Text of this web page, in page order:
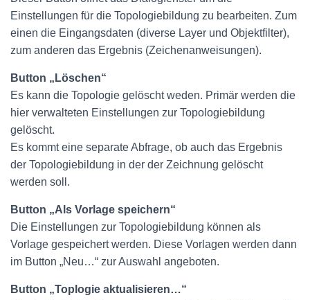
Einstellungen für die Topologiebildung zu bearbeiten. Zum
einen die Eingangsdaten (diverse Layer und Objektfilter),
zum anderen das Ergebnis (Zeichenanweisungen).
Button „Löschen“
Es kann die Topologie gelöscht weden. Primär werden die
hier verwalteten Einstellungen zur Topologiebildung
gelöscht.
Es kommt eine separate Abfrage, ob auch das Ergebnis
der Topologiebildung in der der Zeichnung gelöscht
werden soll.
Button „Als Vorlage speichern“
Die Einstellungen zur Topologiebildung können als
Vorlage gespeichert werden. Diese Vorlagen werden dann
im Button „Neu…“ zur Auswahl angeboten.
Button „Toplogie aktualisieren…“